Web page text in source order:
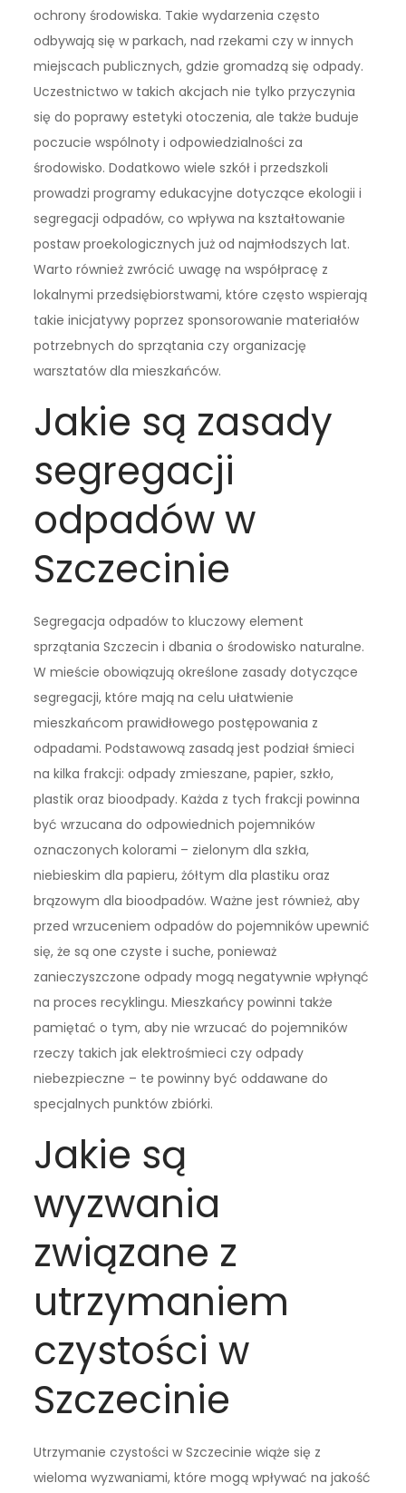
ochrony środowiska. Takie wydarzenia często
odbywają się w parkach, nad rzekami czy w innych
miejscach publicznych, gdzie gromadzą się odpady.
Uczestnictwo w takich akcjach nie tylko przyczynia
się do poprawy estetyki otoczenia, ale także buduje
poczucie wspólnoty i odpowiedzialności za
środowisko. Dodatkowo wiele szkół i przedszkoli
prowadzi programy edukacyjne dotyczące ekologii i
segregacji odpadów, co wpływa na kształtowanie
postaw proekologicznych już od najmłodszych lat.
Warto również zwrócić uwagę na współpracę z
lokalnymi przedsiębiorstwami, które często wspierają
takie inicjatywy poprzez sponsorowanie materiałów
potrzebnych do sprzątania czy organizację
warsztatów dla mieszkańców.
Jakie są zasady
segregacji
odpadów w
Szczecinie
Segregacja odpadów to kluczowy element
sprzątania Szczecin i dbania o środowisko naturalne.
W mieście obowiązują określone zasady dotyczące
segregacji, które mają na celu ułatwienie
mieszkańcom prawidłowego postępowania z
odpadami. Podstawową zasadą jest podział śmieci
na kilka frakcji: odpady zmieszane, papier, szkło,
plastik oraz bioodpady. Każda z tych frakcji powinna
być wrzucana do odpowiednich pojemników
oznaczonych kolorami – zielonym dla szkła,
niebieskim dla papieru, żółtym dla plastiku oraz
brązowym dla bioodpadów. Ważne jest również, aby
przed wrzuceniem odpadów do pojemników upewnić
się, że są one czyste i suche, ponieważ
zanieczyszczone odpady mogą negatywnie wpłynąć
na proces recyklingu. Mieszkańcy powinni także
pamiętać o tym, aby nie wrzucać do pojemników
rzeczy takich jak elektrośmieci czy odpady
niebezpieczne – te powinny być oddawane do
specjalnych punktów zbiórki.
Jakie są
wyzwania
związane z
utrzymaniem
czystości w
Szczecinie
Utrzymanie czystości w Szczecinie wiąże się z
wieloma wyzwaniami, które mogą wpływać na jakość